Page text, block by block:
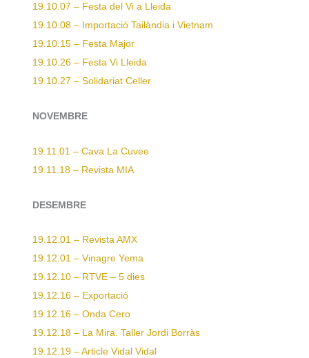
19.10.07 – Festa del Vi a Lleida
19.10.08 – Importació Tailàndia i Vietnam
19.10.15 – Festa Major
19.10.26 – Festa Vi Lleida
19.10.27 – Solidariat Celler
NOVEMBRE
19.11.01 – Cava La Cuvee
19.11.18 – Revista MIA
DESEMBRE
19.12.01 – Revista AMX
19.12.01 – Vinagre Yema
19.12.10 – RTVE – 5 dies
19.12.16 – Exportació
19.12.16 – Onda Cero
19.12.18 – La Mira. Taller Jordi Borràs
19.12.19 – Article Vidal Vidal